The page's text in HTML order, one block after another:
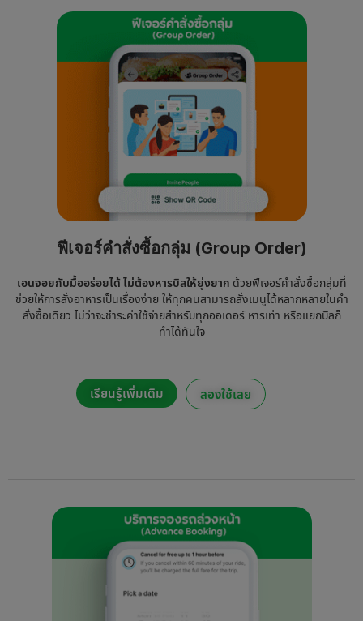
ฟีเจอร์คำสั่งซื้อกลุ่ม (Group Order)
เอนจอยกับมื้ออร่อยได้ ไม่ต้องหารบิลให้ยุ่งยาก ด้วยฟีเจอร์คำสั่งซื้อกลุ่มที่
ช่วยให้การสั่งอาหารเป็นเรื่องง่าย ให้ทุกคนสามารถสั่งเมนูได้หลากหลายในคำ
สั่งซื้อเดียว ไม่ว่าจะชำระค่าใช้จ่ายสำหรับทุกออเดอร์ หารเท่า หรือแยกบิลก็
ทำได้ทันใจ
เรียนรู้เพิ่มเติม ลองใช้เลย